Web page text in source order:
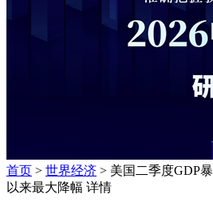
首页 > 世界经济 > 美国二季度GDP
以来最大降幅 详情